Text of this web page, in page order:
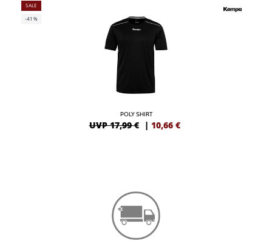
SALE
-41%
POLY SHIRT
UVP 17,99 € | 10,66 €